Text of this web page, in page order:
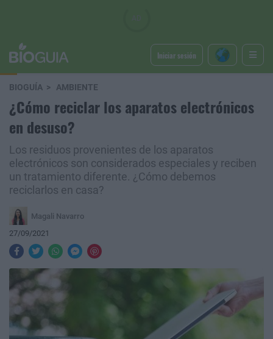
Iniciar sesión
BIOGUÍA AMBIENTE
¿Cómo reciclar los aparatos electrónicos
en desuso?
Los residuos provenientes de los aparatos
electrónicos son considerados especiales y reciben
un tratamiento diferente. ¿Cómo debemos
reciclarlos en casa?
Magali Navarro
27/09/2021